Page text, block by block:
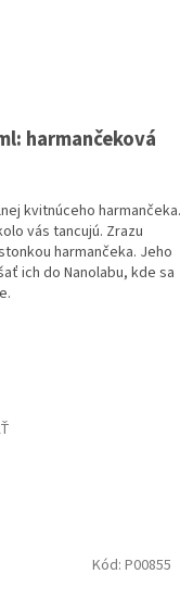
harmančeková
kvitnúceho harmančeka.
vás tancujú. Zrazu
harmančeka. Jeho
ich do Nanolabu, kde sa
Kód: P00855